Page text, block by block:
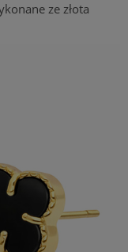
ze złota